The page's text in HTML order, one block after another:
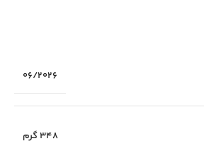
06/2026
348 گرم